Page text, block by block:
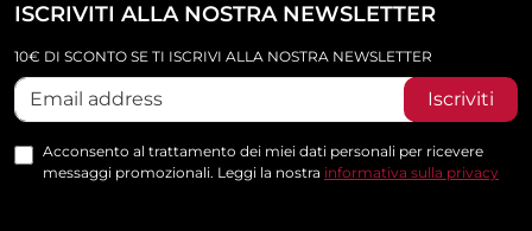
ISCRIVITI ALLA NOSTRA NEWSLETTER
10€ DI SCONTO SE TI ISCRIVI ALLA NOSTRA NEWSLETTER
Iscriviti
Acconsento al trattamento dei miei dati personali per ricevere
messaggi promozionali. Leggi la nostra informativa sulla privacy